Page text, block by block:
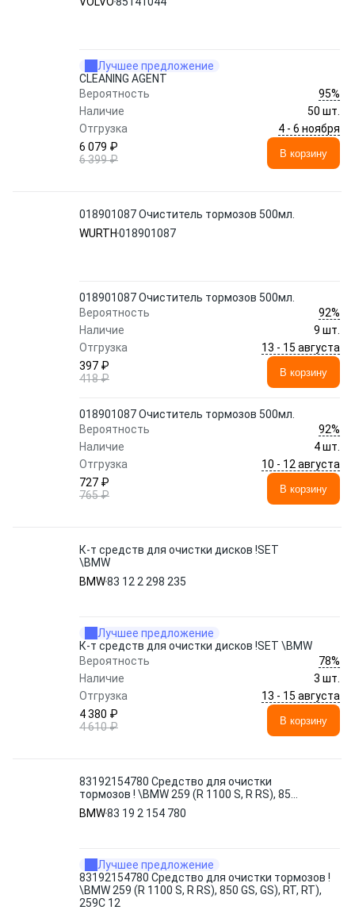
Лучшее предложение
CLEANING AGENT
Вероятность
95%
Наличие
50 шт.
Отгрузка
4 - 6 ноября
6 079 ₽
6 399 ₽
В корзину
018901087 Очиститель тормозов 500мл.
WURTH 018901087
018901087 Очиститель тормозов 500мл.
Вероятность
92%
Наличие
9 шт.
Отгрузка
13 - 15 августа
397 ₽
418 ₽
В корзину
018901087 Очиститель тормозов 500мл.
Вероятность
92%
Наличие
4 шт.
Отгрузка
10 - 12 августа
727 ₽
765 ₽
В корзину
К-т средств для очистки дисков !SET
\BMW
BMW83 12 2 298 235
Лучшее предложение
К-т средств для очистки дисков !SET \BMW
Вероятность
78%
Наличие
3 шт.
Отгрузка
13 - 15 августа
4 380 ₽
4 610 ₽
В корзину
83192154780 Средство для очистки
тормозов ! \BMW 259 (R 1100 S, R RS), 850
GS, GS), RT, RT), 259C 12
BMW83 19 2 154 780
Лучшее предложение
83192154780 Средство для очистки тормозов !
\BMW 259 (R 1100 S, R RS), 850 GS, GS), RT, RT),
259C 12